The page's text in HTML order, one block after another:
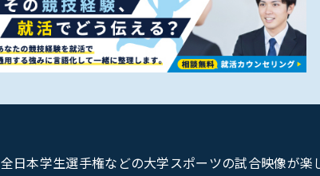
全日本学生選手権などの大学スポーツの試合映像が楽